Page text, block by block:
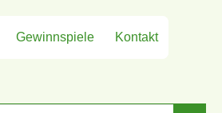
Gewinnspiele Kontakt